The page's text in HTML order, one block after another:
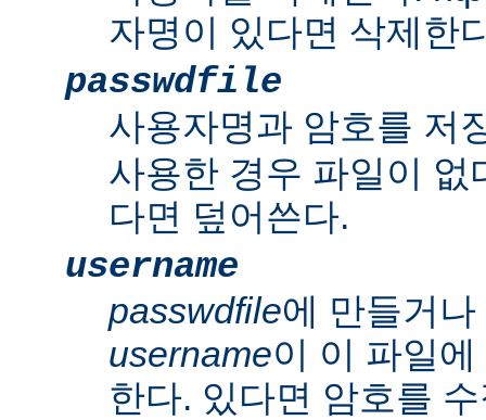
자명이 있다면 삭제한
passwdfile
사용자명과 암호를 저
사용한 경우 파일이 없
다면 덮어쓴다.
username
passwdfile에 만들거
username이 이 파일
한다. 있다면 암호를